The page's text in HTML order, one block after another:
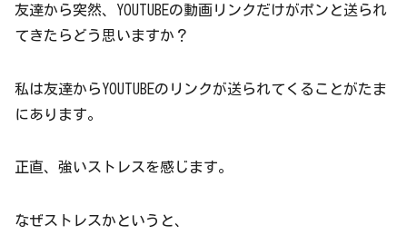
友達から突然、YOUTUBEの動画リンクだけがポンと送られ
てきたらどう思いますか？
私は友達からYOUTUBEのリンクが送られてくることがたま
にあります。
正直、強いストレスを感じます。
なぜストレスかというと、